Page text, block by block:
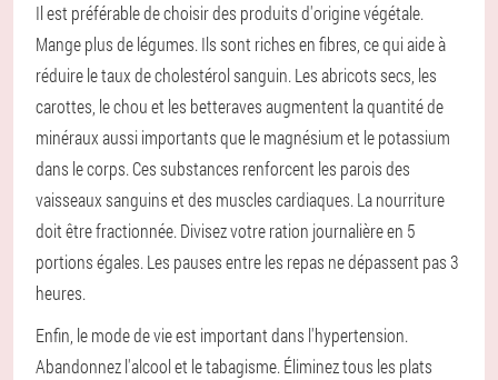
Il est préférable de choisir des produits d'origine végétale.
Mange plus de légumes. Ils sont riches en fibres, ce qui aide à
réduire le taux de cholestérol sanguin. Les abricots secs, les
carottes, le chou et les betteraves augmentent la quantité de
minéraux aussi importants que le magnésium et le potassium
dans le corps. Ces substances renforcent les parois des
vaisseaux sanguins et des muscles cardiaques. La nourriture
doit être fractionnée. Divisez votre ration journalière en 5
portions égales. Les pauses entre les repas ne dépassent pas 3
heures.
Enfin, le mode de vie est important dans l'hypertension.
Abandonnez l'alcool et le tabagisme. Éliminez tous les plats